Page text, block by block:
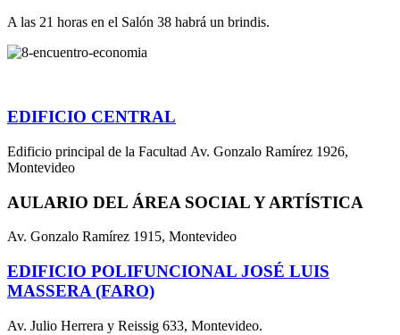
A las 21 horas en el Salón 38 habrá un brindis.
EDIFICIO CENTRAL
Edificio principal de la Facultad Av. Gonzalo Ramírez 1926,
Montevideo
AULARIO DEL ÁREA SOCIAL Y ARTÍSTICA
Av. Gonzalo Ramírez 1915, Montevideo
EDIFICIO POLIFUNCIONAL JOSÉ LUIS
MASSERA (FARO)
Av. Julio Herrera y Reissig 633, Montevideo.